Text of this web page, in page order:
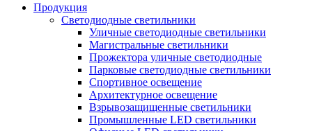
Продукция
Светодиодные светильники
Уличные светодиодные светильники
Магистральные светильники
Прожектора уличные светодиодные
Парковые светодиодные светильники
Спортивное освещение
Архитектурное освещение
Взрывозащищенные светильники
Промышленные LED светильники